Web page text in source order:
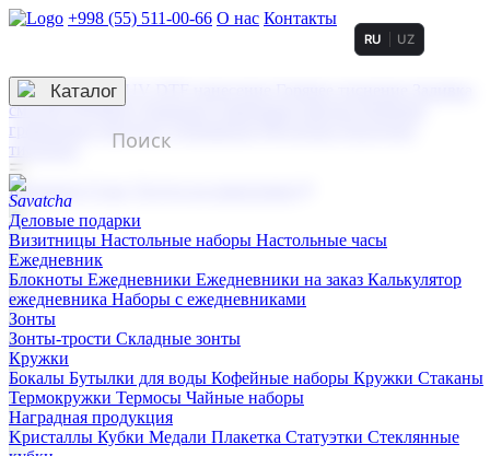
+998 (55) 511-00-66 О нас Контакты
3D гравировка
смолой (Doming)
гравировка твердая
тиснение
RU UZ
☰
Контакты
Каталог
Деловые подарки
Визитницы Настольные наборы Настольные часы
Ежедневник
Блокноты Ежедневники Ежедневники на заказ Калькулятор
ежедневника Наборы с ежедневниками
Зонты
Зонты-трости Складные зонты
Кружки
Бокалы Бутылки для воды Кофейные наборы Кружки Стаканы
Термокружки Термосы Чайные наборы
Наградная продукция
Kристаллы Кубки Медали Плакетка Статуэтки Стеклянные